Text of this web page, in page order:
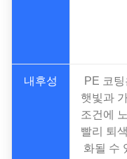
내후성
PE 코
햇빛과
조건에
빨리 퇴
화될 수